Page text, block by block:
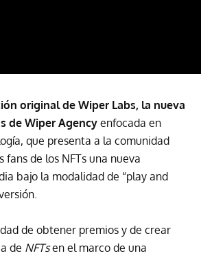
original de Wiper Labs, la nueva
de Wiper Agency enfocada en
que presenta a la comunidad
fans de los NFTs una nueva
bajo la modalidad de “play and
de obtener premios y de crear
de NFTsen el marco de una